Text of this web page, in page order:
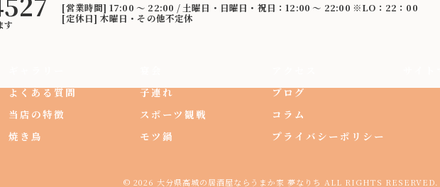
す
[営業時間] 17:00 〜 22:00 / 土曜日・日曜日・祝日：12:00 〜 22:00 ※LO：22：00
[定休日] 木曜日・その他不定休
よくある質問
当店の特徴
焼き鳥
子連れ
スポーツ観戦
モツ鍋
ブログ
コラム
プライバシーポリシー
© 2026 大分県高城の居酒屋ならうまか家 夢なりち ALL RIGHTS RESERVED.